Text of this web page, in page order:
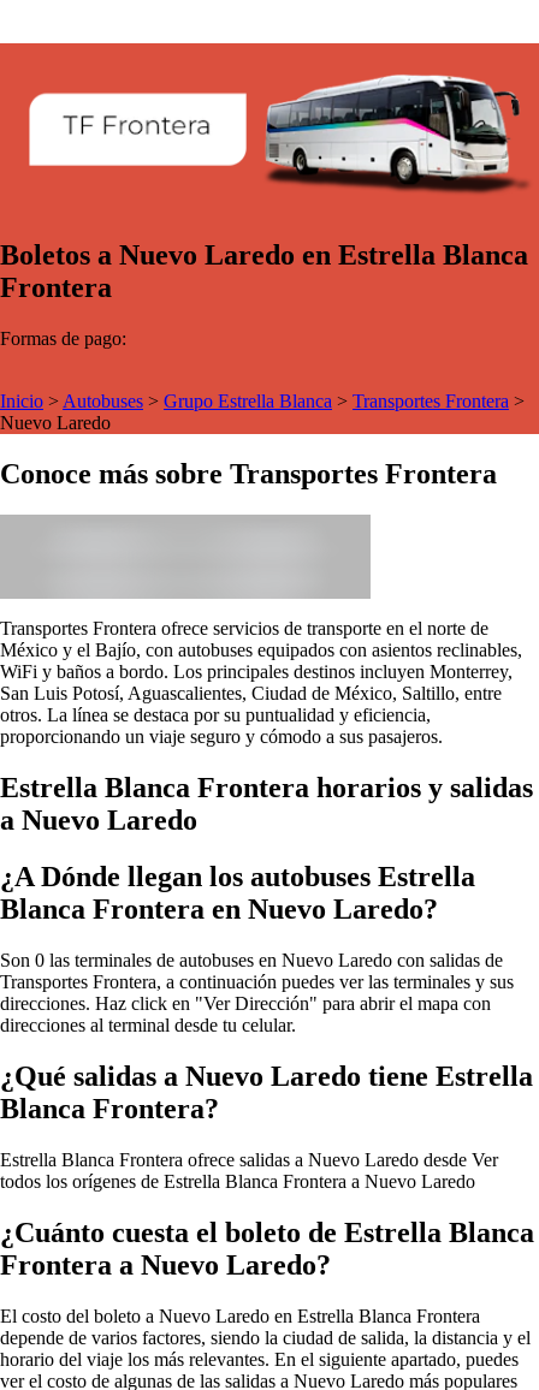
Boletos a Nuevo Laredo en Estrella Blanca
Frontera
Formas de pago:
Inicio > Autobuses > Grupo Estrella Blanca > Transportes Frontera >
Nuevo Laredo
Conoce más sobre Transportes Frontera
Transportes Frontera ofrece servicios de transporte en el norte de
México y el Bajío, con autobuses equipados con asientos reclinables,
WiFi y baños a bordo. Los principales destinos incluyen Monterrey,
San Luis Potosí, Aguascalientes, Ciudad de México, Saltillo, entre
otros. La línea se destaca por su puntualidad y eficiencia,
proporcionando un viaje seguro y cómodo a sus pasajeros.
Estrella Blanca Frontera horarios y salidas
a Nuevo Laredo
¿A Dónde llegan los autobuses Estrella
Blanca Frontera en Nuevo Laredo?
Son 0 las terminales de autobuses en Nuevo Laredo con salidas de
Transportes Frontera, a continuación puedes ver las terminales y sus
direcciones. Haz click en "Ver Dirección" para abrir el mapa con
direcciones al terminal desde tu celular.
¿Qué salidas a Nuevo Laredo tiene Estrella
Blanca Frontera?
Estrella Blanca Frontera ofrece salidas a Nuevo Laredo desde Ver
todos los orígenes de Estrella Blanca Frontera a Nuevo Laredo
¿Cuánto cuesta el boleto de Estrella Blanca
Frontera a Nuevo Laredo?
El costo del boleto a Nuevo Laredo en Estrella Blanca Frontera
depende de varios factores, siendo la ciudad de salida, la distancia y el
horario del viaje los más relevantes. En el siguiente apartado, puedes
ver el costo de algunas de las salidas a Nuevo Laredo más populares